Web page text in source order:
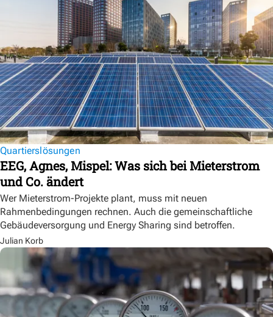
Quartierslösungen
EEG, Agnes, Mispel: Was sich bei Mieterstrom
und Co. ändert
Wer Mieterstrom-Projekte plant, muss mit neuen
Rahmenbedingungen rechnen. Auch die gemeinschaftliche
Gebäudeversorgung und Energy Sharing sind betroffen.
Julian Korb